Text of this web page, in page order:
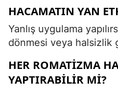
HACAMATIN YAN
Yanlış uygulama
dönmesi veya halsizlik
HER ROMATIZMA
YAPTIRABILIR MI?